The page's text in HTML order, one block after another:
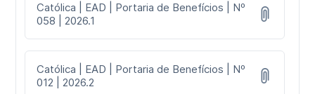
Católica | EAD | Portaria de Benefícios | Nº
058 | 2026.1
Católica | EAD | Portaria de Benefícios | Nº
012 | 2026.2